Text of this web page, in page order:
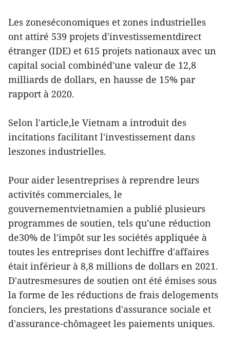
Les zoneséconomiques et zones industrielles
ont attiré 539 projets d'investissementdirect
étranger (IDE) et 615 projets nationaux avec un
capital social combinéd'une valeur de 12,8
milliards de dollars, en hausse de 15% par
rapport à 2020.
Selon l'article,le Vietnam a introduit des
incitations facilitant l'investissement dans
leszones industrielles.
Pour aider lesentreprises à reprendre leurs
activités commerciales, le
gouvernementvietnamien a publié plusieurs
programmes de soutien, tels qu'une réduction
de30% de l'impôt sur les sociétés appliquée à
toutes les entreprises dont lechiffre d'affaires
était inférieur à 8,8 millions de dollars en 2021.
D'autresmesures de soutien ont été émises sous
la forme de les réductions de frais delogements
fonciers, les prestations d'assurance sociale et
d'assurance-chômageet les paiements uniques.